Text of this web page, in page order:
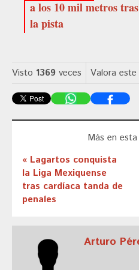
a los 10 mil metros
la pista
Visto 1369 veces Valora
Más en
« Lagartos conquista
la Liga Mexiquense
tras cardíaca tanda de
penales
Arturo